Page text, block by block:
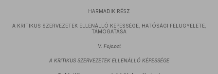
HARMADIK RÉSZ
A KRITIKUS SZERVEZETEK ELLENÁLLÓ KÉPESSÉGE, HATÓSÁGI FELÜGYELETE,
TÁMOGATÁSA
V. Fejezet
A KRITIKUS SZERVEZETEK ELLENÁLLÓ KÉPESSÉGE